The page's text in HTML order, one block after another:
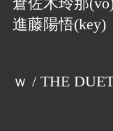
進藤陽悟(key)
ｗ / THE